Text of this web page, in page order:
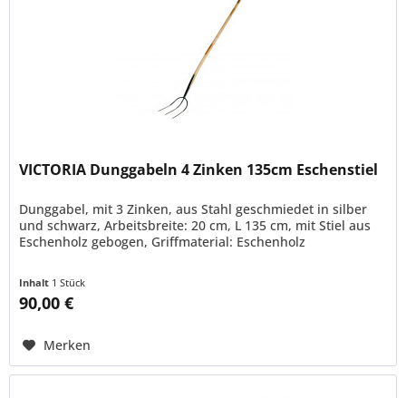
VICTORIA Dunggabeln 4 Zinken 135cm Eschenstiel
Dunggabel, mit 3 Zinken, aus Stahl geschmiedet in silber
und schwarz, Arbeitsbreite: 20 cm, L 135 cm, mit Stiel aus
Eschenholz gebogen, Griffmaterial: Eschenholz
Inhalt 1 Stück
90,00 €
Merken